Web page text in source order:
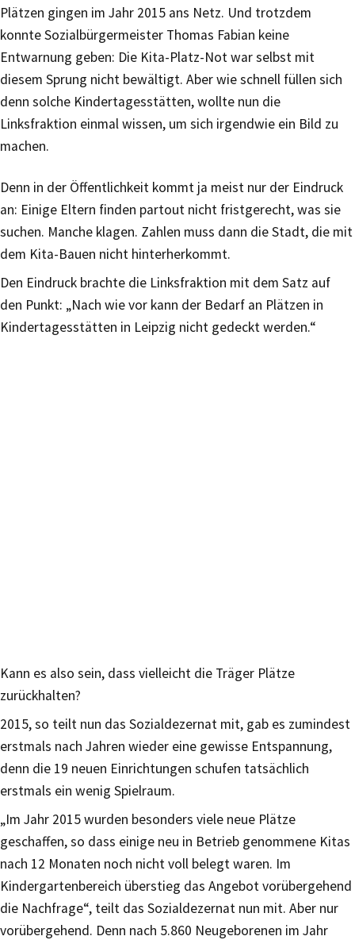
Plätzen gingen im Jahr 2015 ans Netz. Und trotzdem
konnte Sozialbürgermeister Thomas Fabian keine
Entwarnung geben: Die Kita-Platz-Not war selbst mit
diesem Sprung nicht bewältigt. Aber wie schnell füllen sich
denn solche Kindertagesstätten, wollte nun die
Linksfraktion einmal wissen, um sich irgendwie ein Bild zu
machen.
Denn in der Öffentlichkeit kommt ja meist nur der Eindruck
an: Einige Eltern finden partout nicht fristgerecht, was sie
suchen. Manche klagen. Zahlen muss dann die Stadt, die mit
dem Kita-Bauen nicht hinterherkommt.
Den Eindruck brachte die Linksfraktion mit dem Satz auf
den Punkt: „Nach wie vor kann der Bedarf an Plätzen in
Kindertagesstätten in Leipzig nicht gedeckt werden.“
Kann es also sein, dass vielleicht die Träger Plätze
zurückhalten?
2015, so teilt nun das Sozialdezernat mit, gab es zumindest
erstmals nach Jahren wieder eine gewisse Entspannung,
denn die 19 neuen Einrichtungen schufen tatsächlich
erstmals ein wenig Spielraum.
„Im Jahr 2015 wurden besonders viele neue Plätze
geschaffen, so dass einige neu in Betrieb genommene Kitas
nach 12 Monaten noch nicht voll belegt waren. Im
Kindergartenbereich überstieg das Angebot vorübergehend
die Nachfrage“, teilt das Sozialdezernat nun mit. Aber nur
vorübergehend. Denn nach 5.860 Neugeborenen im Jahr